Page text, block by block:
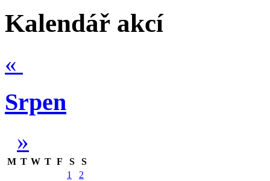
Kalendář akcí
«
Srpen
»
M T W T F S
S
1
2